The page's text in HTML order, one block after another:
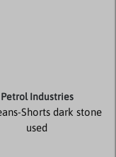
Petrol Industries
Shorts dark stone
used